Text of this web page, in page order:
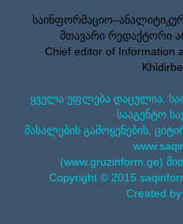
მთავარი რედაქტორი
Chief editor of Information
ყველა უფლება დაცულია.
სააგენტო
მასალების გამოყენების,
(www.gruzinform.ge)
Copyright © 2015
Created